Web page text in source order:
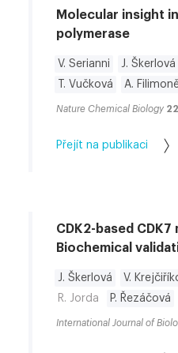
Molecular insight
polymerase
V. Serianni J. Škerlová
T. Vučková
A.
Nature Chemical Biology 22
Přejít na publikaci
CDK2-based
Biochemical
J. Škerlová V.
R. Jorda
P. Řezáčová
International Journal of